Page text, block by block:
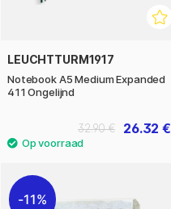
LEUCHTTURM1917
Notebook A5 Medium Expanded
411 Ongelijnd
26.32 €
32.90 €
11%